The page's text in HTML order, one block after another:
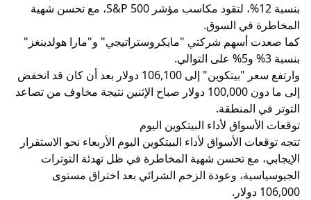
بنسبة 12%، لتقود مكاسب مؤشر S&P 500، مع تحسن شهية
المخاطرة في السوق.
كما صعدت أسهم شركتي "مايكروستراتيجي" و"مارا هولدينغز"
بنسبة 3% و5% على التوالي.
وارتفع سعر "بيتكوين" إلى 106,100 دولار بعد أن كان قد انخفض
إلى ما دون 100,000 دولار صباح الإثنين نتيجة مخاوف من تصاعد
التوتر في المنطقة.
توقعات الأسواق لأداء البيتكوين اليوم
تتجه توقعات الأسواق لأداء البيتكوين اليوم الأربعاء نحو الاستقرار
الإيجابي، مع تحسن شهية المخاطرة في ظل تهدئة التوترات
الجيوسياسية، وعودة الزخم الشرائي بعد اختراق مستوى
106,000 دولار.